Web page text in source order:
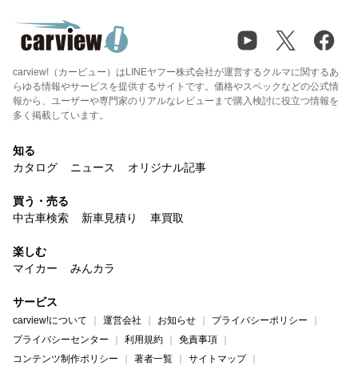
carview!（カービュー）はLINEヤフー株式会社が運営するクルマに関するあ
らゆる情報やサービスを提供するサイトです。価格やスペックなどの公式情
報から、ユーザーや専門家のリアルなレビューまで購入検討に役立つ情報を
多く掲載しています。
知る
カタログ
ニュース オリジナル記事
買う・売る
中古車検索
新車見積り 車買取
楽しむ
マイカー
みんカラ
サービス
carview!について 運営会社 お知らせ
プライバシーポリシー
プライバシーセンター
利用規約
免責事項
コンテンツ制作ポリシー
著者一覧
サイトマップ